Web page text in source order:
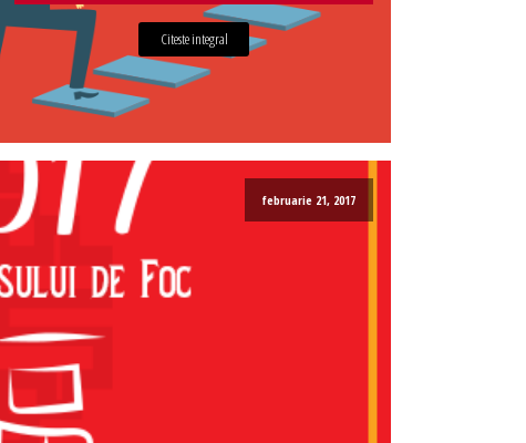
Citeste integral
februarie 21, 2017